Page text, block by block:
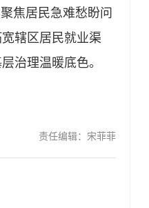
焦居民急难愁盼问
辖区居民就业渠
治理温暖底色。
责任编辑：宋菲菲